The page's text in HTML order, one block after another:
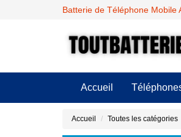
Batterie de Téléphone Mobile
Accueil
Accueil Toutes les catégories